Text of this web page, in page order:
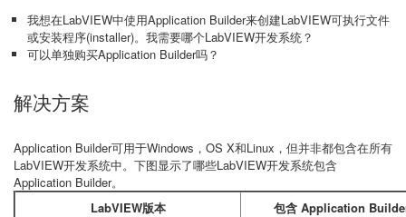
我想在LabVIEW中使用Application Builder来创建LabVIEW可执行文件
或安装程序(installer)。我需要哪个LabVIEW开发系统？
可以单独购买Application Builder吗？
解决方案
Application Builder可用于Windows，OS X和Linux，但并非都包含在所有
LabVIEW开发系统中。下图显示了哪些LabVIEW开发系统包含
Application Builder。
LabVIEW版本
包含 Application